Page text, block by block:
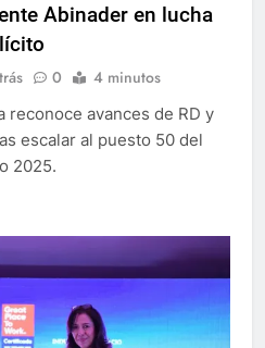
Abinader en lucha
0 4 minutos
reconoce avances de RD y
escalar al puesto 50 del
2025.